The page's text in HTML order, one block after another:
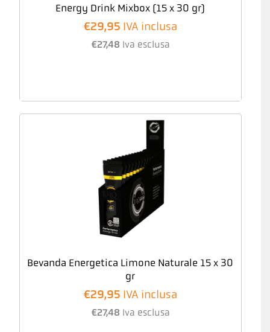
Energy Drink Mixbox (15 x 30 gr)
€29,95 IVA inclusa
€27,48 Iva esclusa
Bevanda Energetica Limone Naturale 15 x 30
gr
€29,95 IVA inclusa
€27,48 Iva esclusa